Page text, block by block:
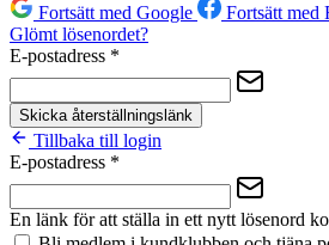
Fortsätt med Google
Fortsätt med
Glömt lösenordet?
E-postadress *
Skicka återställningslänk
Tillbaka till login
E-postadress *
En länk för att ställa in ett nytt lösenord